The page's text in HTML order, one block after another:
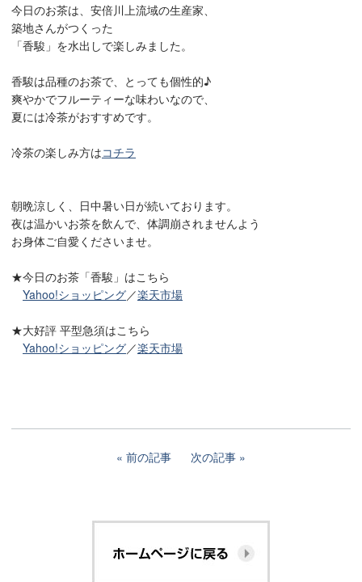
今日のお茶は、安倍川上流域の生産家、
築地さんがつくった
「香駿」を水出しで楽しみました。
香駿は品種のお茶で、とっても個性的♪
爽やかでフルーティーな味わいなので、
夏には冷茶がおすすめです。
冷茶の楽しみ方はコチラ
朝晩涼しく、日中暑い日が続いております。
夜は温かいお茶を飲んで、体調崩されませんよう
お身体ご自愛くださいませ。
★今日のお茶「香駿」はこちら
Yahoo!ショッピング／楽天市場
★大好評 平型急須はこちら
Yahoo!ショッピング／楽天市場
前の記事 次の記事